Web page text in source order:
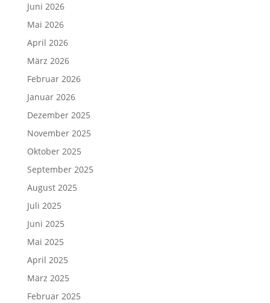
Juni 2026
Mai 2026
April 2026
März 2026
Februar 2026
Januar 2026
Dezember 2025
November 2025
Oktober 2025
September 2025
August 2025
Juli 2025
Juni 2025
Mai 2025
April 2025
März 2025
Februar 2025